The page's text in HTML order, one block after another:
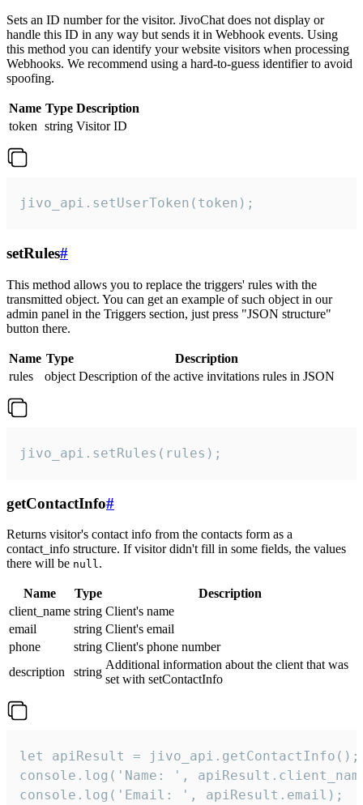
Sets an ID number for the visitor. JivoChat does not display or
handle this ID in any way but sends it in Webhook events. Using
this method you can identify your website visitors when processing
Webhooks. We recommend using a hard-to-guess identifier to avoid
spoofing.
Name Type Description
token string Visitor ID
jivo_api.setUserToken(token);
setRules#
This method allows you to replace the triggers' rules with the
transmitted object. You can get an example of such object in our
admin panel in the Triggers section, just press "JSON structure"
button there.
Name Type
Description
rules
object Description of the active invitations rules in JSON
jivo_api.setRules(rules);
getContactInfo#
Returns visitor's contact info from the contacts form as a
contact_info structure. If visitor didn't fill in some fields, the values
there will be null.
Name Type
Description
client_name string Client's name
email
string Client's email
phone
string Client's phone number
description
string
Additional information about the client that was
set with setContactInfo
let apiResult = jivo_api.getContactInfo();
console.log('Name: ',
console.log('Email: ', apiResult.email);